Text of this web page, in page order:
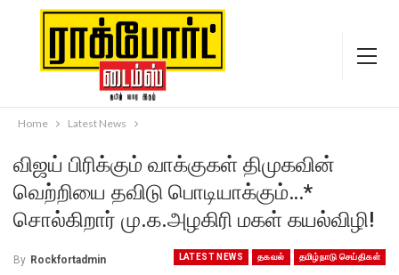
Home Latest News
விஜய் பிரிக்கும் வாக்குகள் திமுகவின்
வெற்றியை தவிடு பொடியாக்கும்…*
சொல்கிறார் மு.க.அழகிரி மகள் கயல்விழி!
LATEST NEWS தகவல் தமிழ்நாடு செய்திகள்
By Rockfortadmin